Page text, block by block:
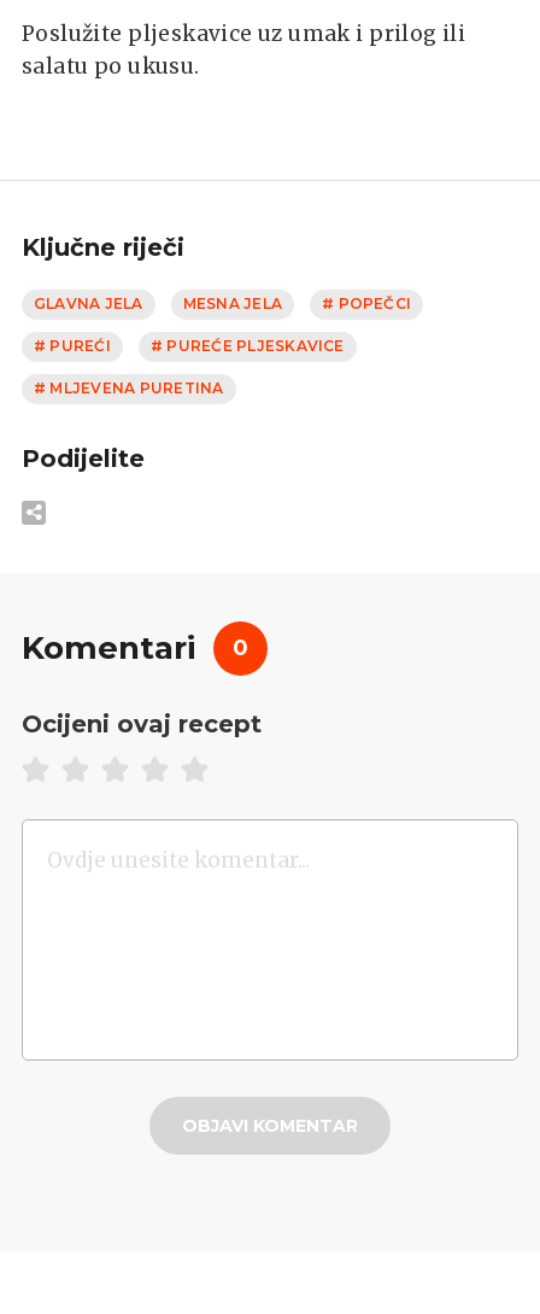
Poslužite pljeskavice uz umak i prilog ili
salatu po ukusu.
Ključne riječi
GLAVNA JELA MESNA JELA # POPEČCI
# PUREĆI # PUREĆE PLJESKAVICE
# MLJEVENA PURETINA
Podijelite
Komentari 0
Ocijeni ovaj recept
OBJAVI KOMENTAR